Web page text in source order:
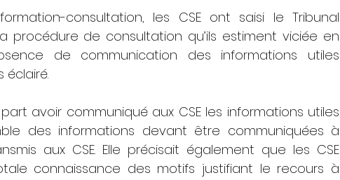
consultation, les CSE ont saisi le Tribunal
procédure de consultation qu’ils estiment viciée en
de communication des informations utiles
avoir communiqué aux CSE les informations utiles
des informations devant être communiquées à
aux CSE. Elle précisait également que les CSE
connaissance des motifs justifiant le recours à